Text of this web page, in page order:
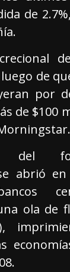
de
de
por
de $100
del
abrió
ola de